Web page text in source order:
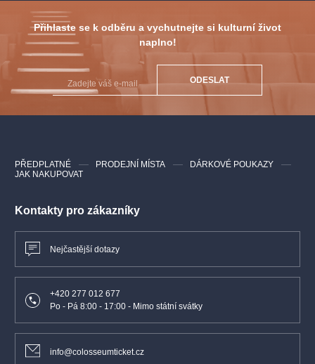
Přihlaste se k odběru a vychutnejte si kulturní život
naplno!
ODESLAT
Kontakty pro zákazníky
Nejčastější dotazy
+420 277 012 677
Po - Pá 8:00 - 17:00 - Mimo státní svátky
info@colosseumticket.cz
PŘEDPLATNÉ PRODEJNÍ MÍSTA
DÁRKOVÉ POUKAZY
JAK NAKUPOVAT